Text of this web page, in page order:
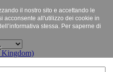
il nostro sito e accettando le
acconsente all'utilizzo dei cookie in
stessa. Per saperne di